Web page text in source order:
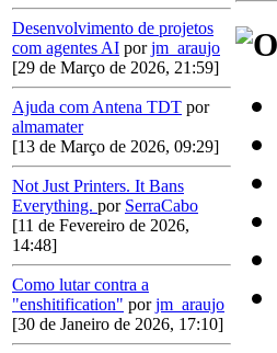
Desenvolvimento de projetos
com agentes AI porjm_araujo
[29 de Março de 2026, 21:59]
Ajuda com Antena TDT por
almamater
[13 de Março de 2026, 09:29]
Not Just Printers. It Bans
Everything. por SerraCabo
[11 de Fevereiro de 2026,
14:48]
Como lutar contra a
"enshitification" porjm_araujo
[30 de Janeiro de 2026, 17:10]